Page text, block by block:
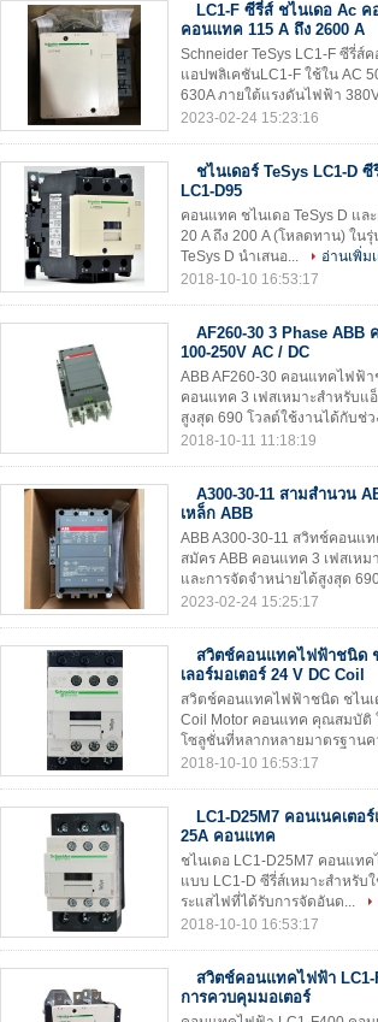
LC1-F ซีรี่ส์ ชไนเดอ Ac
คอนแทค 115 A ถึง 2600 A
Schneider TeSys LC1-F ซีรี่ส์
แอปพลิเคชันLC1-F ใช้ใน AC
630A ภายใต้แรงดันไฟฟ้า
2023-02-24 15:23:16
ชไนเดอร์ TeSys LC1-D
LC1-D95
คอนแทค ชไนเดอ TeSys D แล
20 A ถึง 200 A (โหลดทาน) ใ
TeSys D นำเสนอ...
อ่านเพิ่ม
2018-10-10 16:53:17
AF260-30 3 Phase ABB
100-250V AC / DC
ABB AF260-30 คอนแทคไฟฟ้
คอนแทค 3 เฟสเหมาะสำหรับแ
สูงสุด 690 โวลต์ใช้งานได้กับช่ว
2018-10-11 11:18:19
A300-30-11 สามสำนวน
เหล็ก ABB
ABB A300-30-11 สวิทช์คอน
สมัคร ABB คอนแทค 3 เฟสเห
และการจัดจำหน่ายได้สูงสุด
2023-02-24 15:25:17
สวิตช์คอนแทคไฟฟ้าชนิด ช
เลอร์มอเตอร์ 24 V DC Coil
สวิตช์คอนแทคไฟฟ้าชนิด ชไนเ
Coil Motor คอนแทค คุณสมบัติ
โซลูชั่นที่หลากหลายมาตรฐานค
2018-10-10 16:53:17
LC1-D25M7 คอนเนคเต
25A คอนแทค
ชไนเดอ LC1-D25M7 คอนแท
แบบ LC1-D ซีรี่ส์เหมาะสำหรับ
ระแสไฟที่ได้รับการจัดอันด...
2018-10-10 16:53:17
สวิตช์คอนแทคไฟฟ้า LC1-
การควบคุมมอเตอร์